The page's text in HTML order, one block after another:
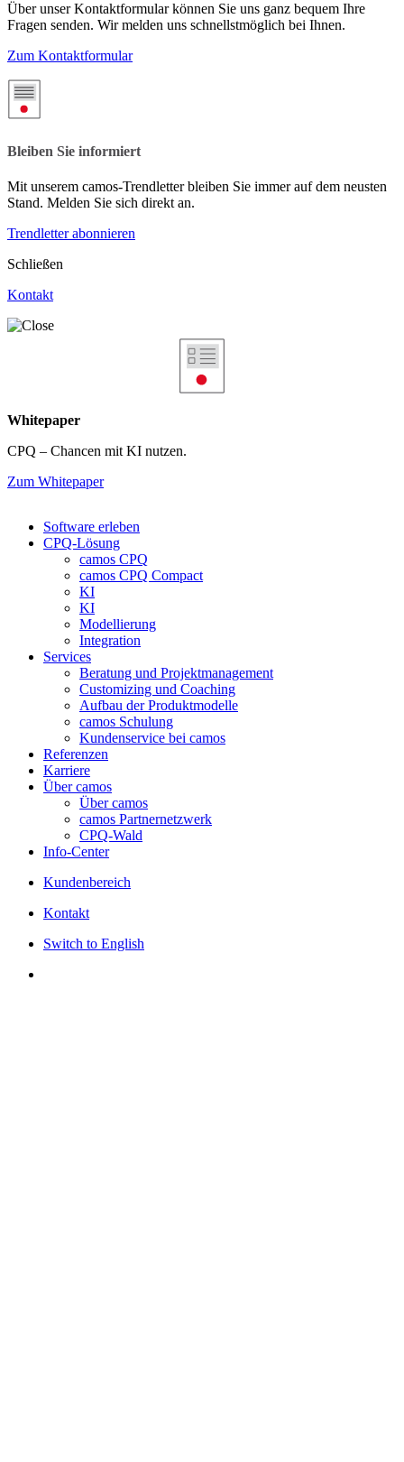
Über unser Kontaktformular können Sie uns ganz bequem Ihre
Fragen senden. Wir melden uns schnellstmöglich bei Ihnen.
Zum Kontaktformular
Bleiben Sie informiert
Mit unserem camos-Trendletter bleiben Sie immer auf dem neusten
Stand. Melden Sie sich direkt an.
Trendletter abonnieren
Schließen
Kontakt
Whitepaper
CPQ – Chancen mit KI nutzen.
Zum Whitepaper
Software erleben
CPQ-Lösung
camos CPQ
camos CPQ Compact
KI
KI
Modellierung
Integration
Services
Beratung und Projektmanagement
Customizing und Coaching
Aufbau der Produktmodelle
camos Schulung
Kundenservice bei camos
Referenzen
Karriere
Über camos
Über camos
camos Partnernetzwerk
CPQ-Wald
Info-Center
Kundenbereich
Kontakt
Switch to English